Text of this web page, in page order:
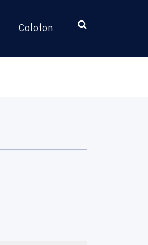
Colofon